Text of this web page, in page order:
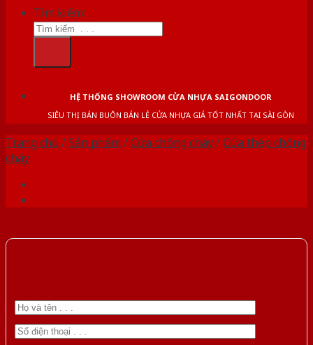
Tìm kiếm:
HỆ THỐNG SHOWROOM CỬA NHỰA SAIGONDOOR
SIÊU THỊ BÁN BUÔN BÁN LẺ CỬA NHỰA GIÁ TỐT NHẤT TẠI SÀI GÒN
Trang chủ /Sản phẩm /Cửa chống cháy/Cửa thép chống
cháy